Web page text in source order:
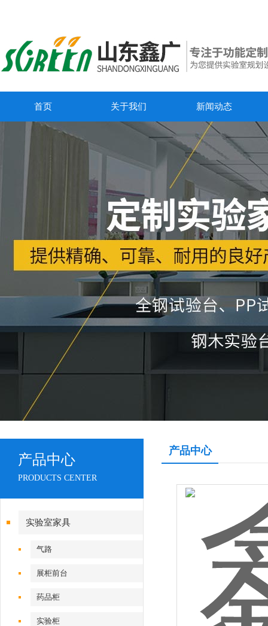
首页 关于我们 新闻动态
产品中心
PRODUCTS CENTER
实验室家具
气路
展柜前台
药品柜
实验柜
产品中心